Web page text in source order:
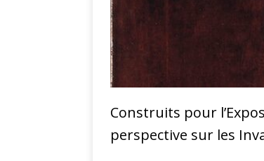
Construits pour
perspective sur les